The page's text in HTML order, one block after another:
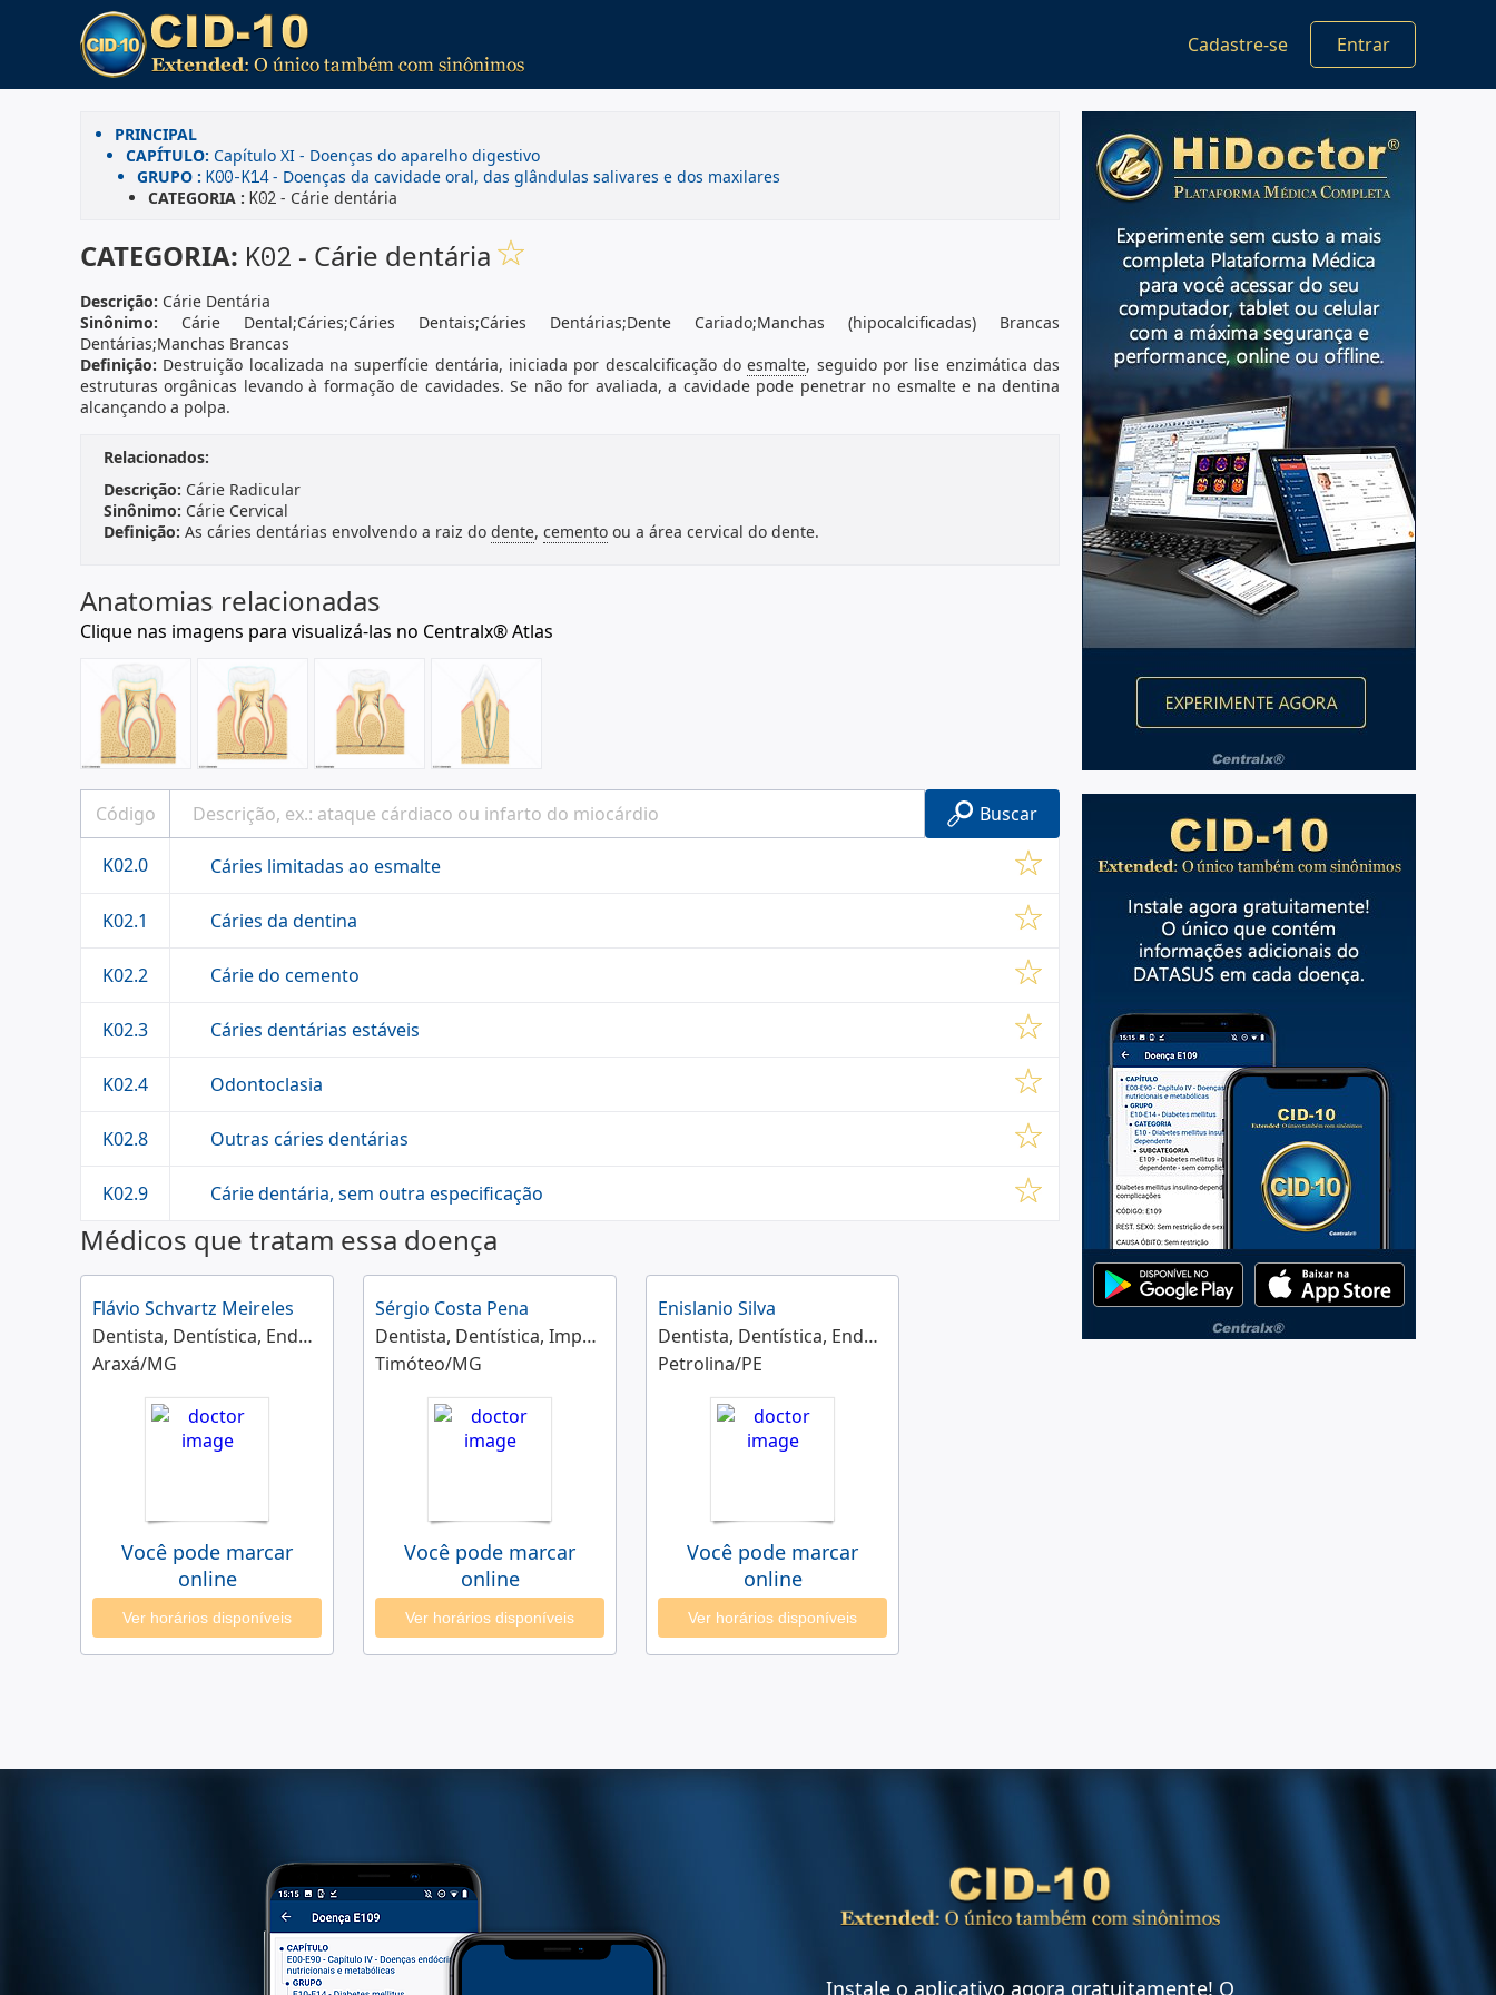
Cadastre-se Entrar
PRINCIPAL
CAPÍTULO: Capítulo XI - Doenças do aparelho digestivo
GRUPO : K00-K14- Doenças da cavidade oral, das glândulas salivares e dos maxilares
CATEGORIA : K02 - Cárie dentária
CATEGORIA: K02 - Cárie dentária
Descrição: Cárie Dentária
Sinônimo: Cárie Dental;Cáries;Cáries Dentais;Cáries Dentárias;Dente Cariado;Manchas (hipocalcificadas) Brancas
Dentárias;Manchas Brancas
Definição: Destruição localizada na superfície dentária, iniciada por descalcificação doesmalte, seguido por lise enzimática das
estruturas orgânicas levando à formação de cavidades. Se não for avaliada, a cavidade pode penetrar no esmalte e na dentina
alcançando a polpa.
Relacionados:
Descrição: Cárie Radicular
Sinônimo: Cárie Cervical
Definição: As cáries dentárias envolvendo a raiz do dente, cemento ou a área cervical do dente.
Anatomias relacionadas
Clique nas imagens para visualizá-las no Centralx® Atlas
Buscar
K02.0 Cáries limitadas ao esmalte
K02.1 Cáries da dentina
K02.2 Cárie do cemento
K02.3 Cáries dentárias estáveis
K02.4 Odontoclasia
K02.8 Outras cáries dentárias
K02.9 Cárie dentária, sem outra especificação
Médicos que tratam essa doença
Flávio Schvartz Meireles
Dentista, Dentística, Endodontia, Odontologia do Esporte
Araxá/MG
Você pode marcar
online
Ver horários disponíveis
Sérgio Costa Pena
Dentista, Dentística, Implantodontia, Ortodontia, Periodontia
Timóteo/MG
Você pode marcar
online
Ver horários disponíveis
Enislanio Silva
Dentista, Dentística, Endodontia, Implantodontia, Odontogeriatria, Odontologia do Esporte, Odontologia do Trabalho, Odontologia Legal, Odontologia para Pacientes com Necessidades Especiais, Odontopediatria, Periodontia, Prótese Dentária, Saúde Coletiva
Petrolina/PE
Você pode marcar
online
Ver horários disponíveis
Instale o aplicativo agora gratuitamente! O